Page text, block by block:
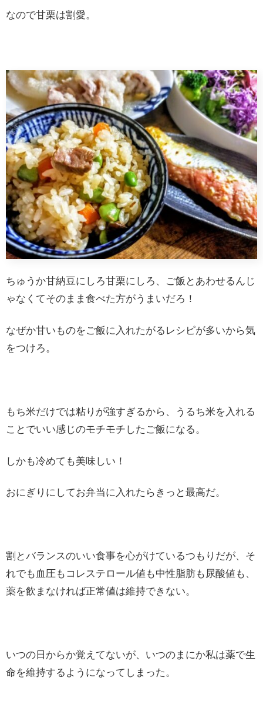
なので甘栗は割愛。
ちゅうか甘納豆にしろ甘栗にしろ、ご飯とあわせるんじ
ゃなくてそのまま食べた方がうまいだろ！
なぜか甘いものをご飯に入れたがるレシピが多いから気
をつけろ。
もち米だけでは粘りが強すぎるから、うるち米を入れる
ことでいい感じのモチモチしたご飯になる。
しかも冷めても美味しい！
おにぎりにしてお弁当に入れたらきっと最高だ。
割とバランスのいい食事を心がけているつもりだが、そ
れでも血圧もコレステロール値も中性脂肪も尿酸値も、
薬を飲まなければ正常値は維持できない。
いつの日からか覚えてないが、いつのまにか私は薬で生
命を維持するようになってしまった。